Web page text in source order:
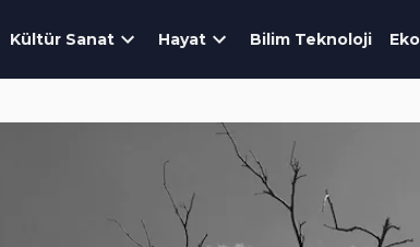
Kültür Sanat Hayat Bilim Teknoloji